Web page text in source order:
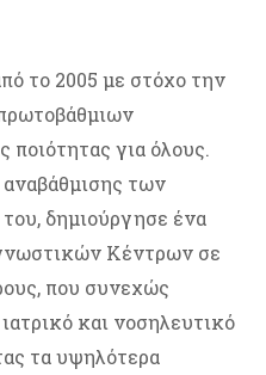
το 2005 με στόχο την
για όλους.
αναβάθμισης των
δημιούργησε ένα
Κέντρων σε
που συνεχώς
και νοσηλευτικό
τα υψηλότερα